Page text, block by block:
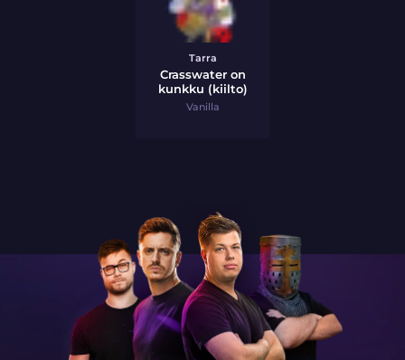
Tarra
Crasswater on
kunkku (kiilto)
Vanilla